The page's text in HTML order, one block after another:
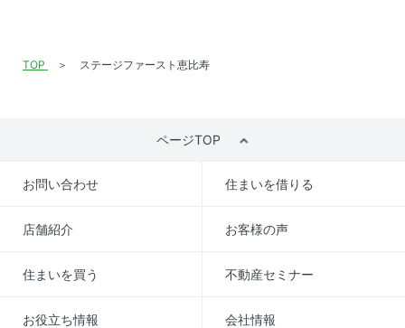
TOP ステージファースト恵比寿
ページTOP
お問い合わせ 住まいを借りる
店舗紹介 お客様の声
住まいを買う 不動産セミナー
お役立ち情報 会社情報